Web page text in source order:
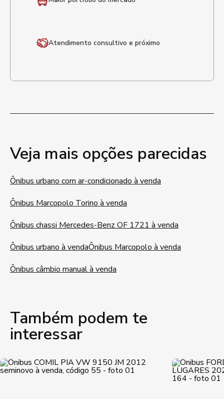
Atendimento consultivo e próximo
Veja mais opções parecidas
Ônibus urbano com ar-condicionado à venda
Ônibus Marcopolo Torino à venda
Ônibus chassi Mercedes-Benz OF 1721 à venda
Ônibus urbano à vendaÔnibus Marcopolo à venda
Ônibus câmbio manual à venda
Também podem te
interessar